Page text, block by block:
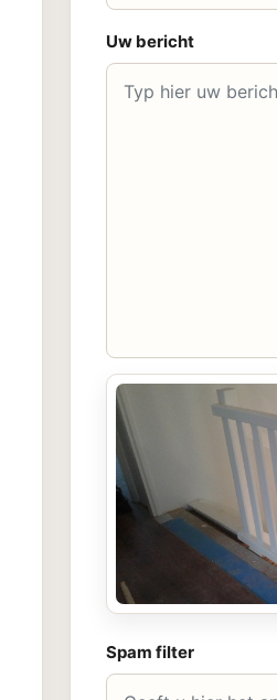
Uw bericht
Spam filter